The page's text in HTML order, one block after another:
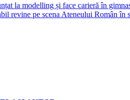
la modelling și face carieră în
revine pe scena Ateneului Român în